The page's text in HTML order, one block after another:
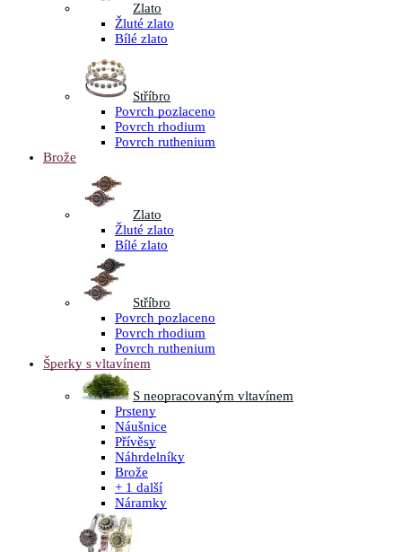
Zlato
Žluté zlato
Bílé zlato
Stříbro
Povrch pozlaceno
Povrch rhodium
Povrch ruthenium
Brože
Zlato
Žluté zlato
Bílé zlato
Stříbro
Povrch pozlaceno
Povrch rhodium
Povrch ruthenium
Šperky s vltavínem
S neopracovaným vltavínem
Prsteny
Náušnice
Přívěsy
Náhrdelníky
Brože
+ 1 další
Náramky